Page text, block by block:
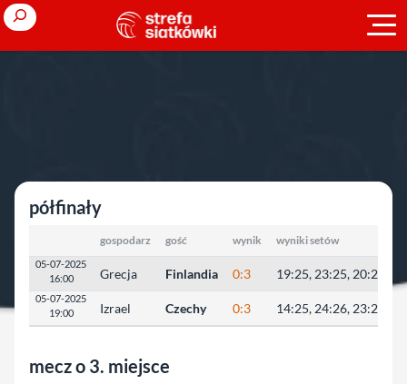
Przejdź
do
treści
Search
półfinały
gospodarz gość wynik wyniki setów
05-07-2025
16:00
Grecja Finlandia 0:3 19:25, 23:25, 20:25
05-07-2025
19:00
Izrael Czechy 0:3 14:25, 24:26, 23:25
mecz o 3. miejsce